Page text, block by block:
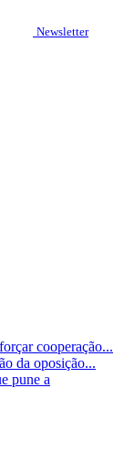
Newsletter
cooperação...
da oposição...
pune a